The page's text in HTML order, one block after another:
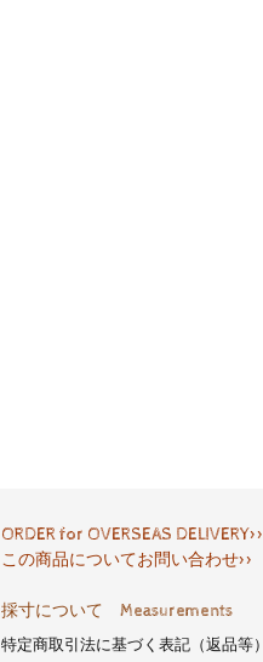
ORDER for OVERSEAS DELIVERY>>
この商品についてお問い合わせ>>
採寸について Measurements
特定商取引法に基づく表記（返品等）